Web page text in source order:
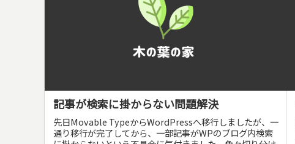
記事が検索に掛からない問題解決
先日Movable TypeからWordPressへ移行しましたが、一
通り移行が完了してから、一部記事がWPのブログ内検索